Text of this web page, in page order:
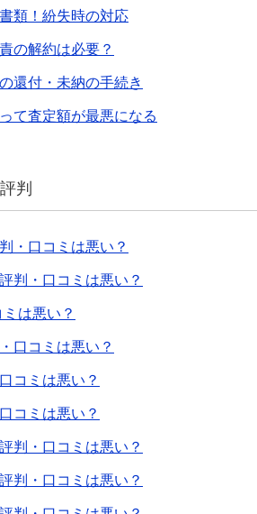
類！紛失時の対応
の解約は必要？
還付・未納の手続き
て査定額が最悪になる
判
・口コミは悪い？
判・口コミは悪い？
は悪い？
口コミは悪い？
コミは悪い？
コミは悪い？
判・口コミは悪い？
判・口コミは悪い？